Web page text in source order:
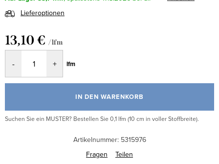
Lieferoptionen
13,10 € / lfm
lfm
IN DEN WARENKORB
Suchen Sie ein MUSTER? Bestellen Sie 0,1 lfm (10 cm in voller Stoffbreite).
Artikelnummer: 5315976
Fragen
Teilen